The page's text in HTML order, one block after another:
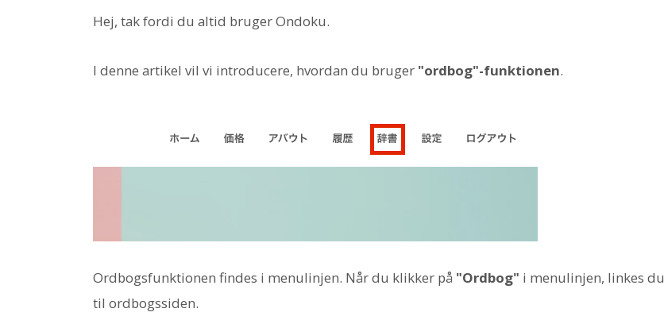
Hej, tak fordi du altid bruger Ondoku.
I denne artikel vil vi introducere, hvordan du bruger "ordbog"-funktionen.
Ordbogsfunktionen findes i menulinjen. Når du klikker på "Ordbog" i menulinjen, linkes du
til ordbogssiden.